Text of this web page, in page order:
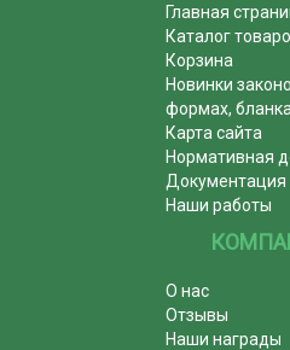
Главная
Каталог
Корзина
Новинки
формах,
Карта сайта
Нормативная
Наши работы
О нас
Отзывы
Наши награды